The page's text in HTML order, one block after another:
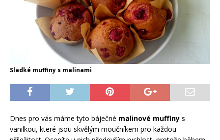
Sladké muffiny s malinami
Dnes pro vás máme tyto báječné malinové muffiny s
vanilkou, které jsou skvělým moučníkem pro každou